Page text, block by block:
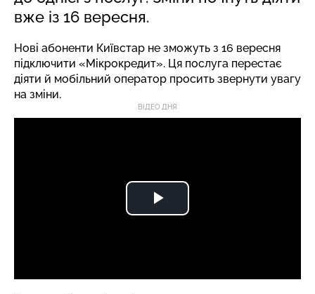
вже із 16 вересня.
Нові абоненти Київстар не зможуть з 16 вересня
підключити «Мікрокредит». Ця послуга перестає
діяти й мобільний оператор просить звернути увагу
на зміни.
ВІДЕО ДНЯ